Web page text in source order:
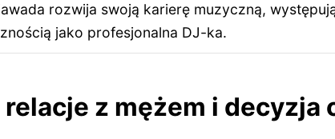
rozwija swoją karierę muzyczną,
jako profesjonalna DJ-ka.
relacje z mężem i decyzja